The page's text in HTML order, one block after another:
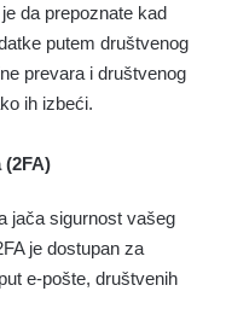
da prepoznate kad
putem društvenog
prevara i društvenog
ih izbeći.
jača sigurnost vašeg
je dostupan za
e-pošte, društvenih